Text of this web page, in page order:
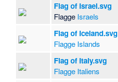
Flag of Israel.svg
Flagge Israels
Flag of Iceland.svg
Flagge Islands
Flag of Italy.svg
Flagge Italiens